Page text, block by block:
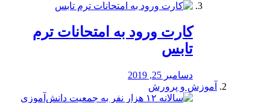
کارت ورود به امتحانات ترم
تابس
دسامبر 25, 2019
آموزش و پرورش